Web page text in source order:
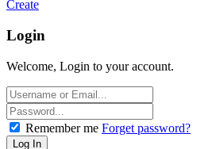
Create
Login
Welcome, Login to your account.
Remember me Forget password?